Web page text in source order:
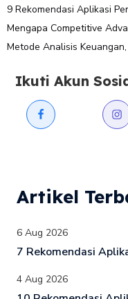
9 Rekomendasi Aplikasi
Mengapa Competitive
Metode Analisis
Ikuti Akun
Artikel
6 Aug 2026
7 Rekomendasi
4 Aug 2026